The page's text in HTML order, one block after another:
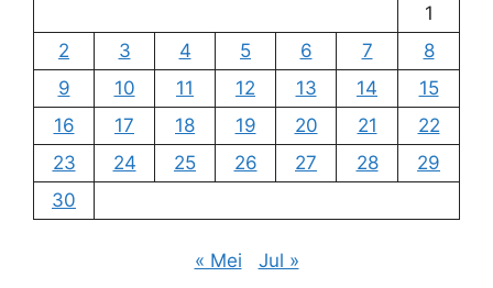
1
2
3 4 5 6 7
8
9
10 11 12 13 14
15
16
17 18 19 20 21
22
23
24 25 26 27 28
29
30
« Mei Jul »